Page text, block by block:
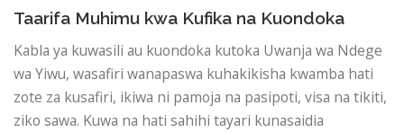
Taarifa Muhimu kwa Kufika na Kuondoka
Kabla ya kuwasili au kuondoka kutoka Uwanja wa Ndege
wa Yiwu, wasafiri wanapaswa kuhakikisha kwamba hati
zote za kusafiri, ikiwa ni pamoja na pasipoti, visa na tikiti,
ziko sawa. Kuwa na hati sahihi tayari kunasaidia